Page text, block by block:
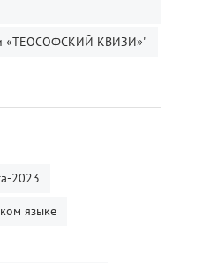
«ТЕОСОФСКИЙ КВИЗИ»"
2023
языке